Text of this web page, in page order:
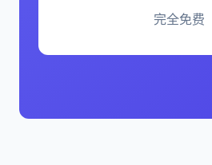
完全免费